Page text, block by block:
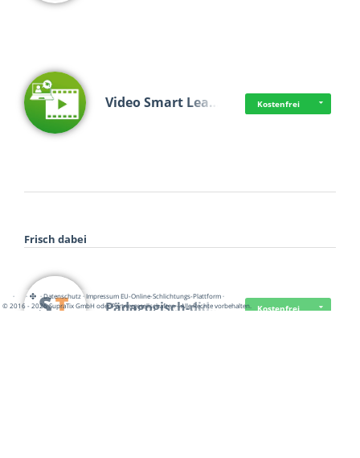
Video Smart Lea… Kostenfrei
Frisch dabei
Pädagogisch-did… Kostenfrei
· · ·Datenschutz·Impressum EU-Online-Schlichtungs-Plattform·
© 2016 - 2026 SupraTix GmbH oder Partnergesellschaften - Alle Rechte vorbehalten.